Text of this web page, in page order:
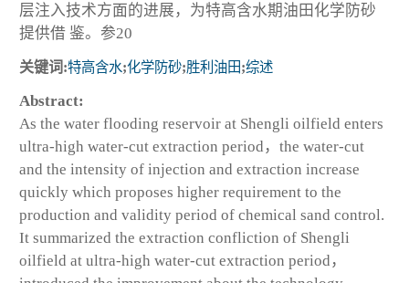
层注入技术方面的进展，为特高含水期油田化学防砂
提供借 鉴。参20
关键词:特高含水;化学防砂;胜利油田;综述
Abstract:
As the water flooding reservoir at Shengli oilfield enters
ultra-high water-cut extraction period，the water-cut
and the intensity of injection and extraction increase
quickly which proposes higher requirement to the
production and validity period of chemical sand control.
It summarized the extraction confliction of Shengli
oilfield at ultra-high water-cut extraction period，